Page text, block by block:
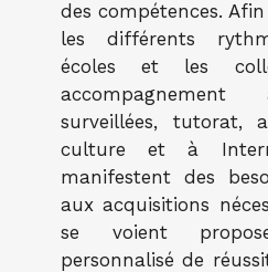
des compétences.
les différents
écoles et les
surveillées, tutorat,
culture et à
manifestent des
aux acquisitions
se voient
personnalisé de